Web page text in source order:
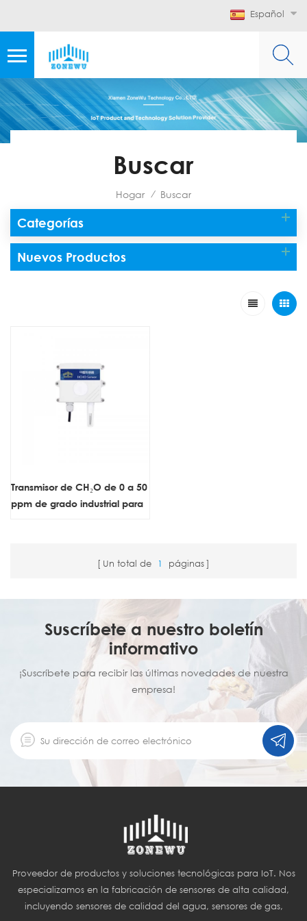
Español
Buscar
Hogar / Buscar
Categorías
Nuevos Productos
Transmisor de CH₂O de 0 a 50
ppm de grado industrial para
Un total de 1 páginas
Suscríbete a nuestro boletín
informativo
¡Suscríbete para recibir las últimas novedades de nuestra
empresa!
Proveedor de productos y soluciones tecnológicas para IoT. Nos
especializamos en la fabricación de sensores de alta calidad,
incluyendo sensores de calidad del agua, sensores de gas,